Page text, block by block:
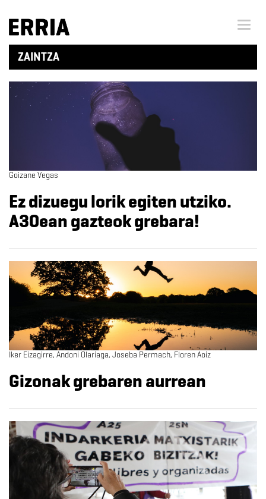
Menu
ZAINTZA
Goizane Vegas
Ez dizuegu lorik egiten utziko.
A30ean gazteok grebara!
Iker Eizagirre, Andoni Olariaga, Joseba Permach, Floren Aoiz
Gizonak grebaren aurrean